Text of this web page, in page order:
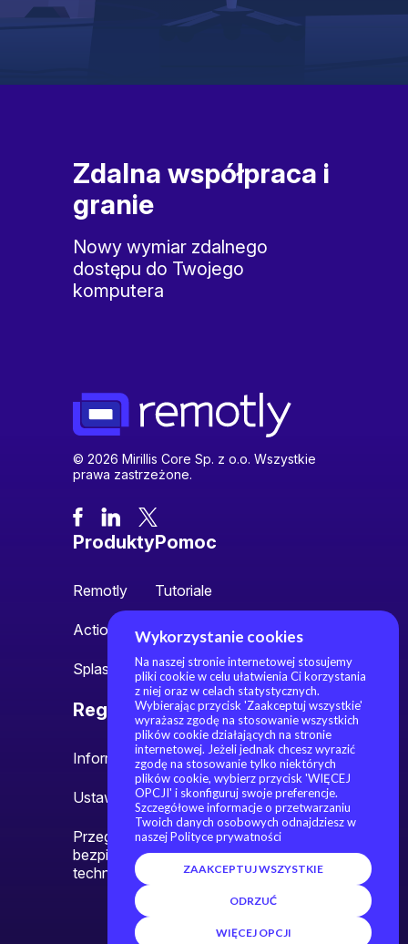
Wykorzystanie cookies
Na naszej stronie internetowej stosujemy
pliki cookie w celu ułatwienia Ci korzystania
z niej oraz w celach statystycznych.
Wybierając przycisk 'Zaakceptuj wszystkie'
wyrażasz zgodę na stosowanie wszystkich
plików cookie działających na stronie
internetowej. Jeżeli jednak chcesz wyrazić
zgodę na stosowanie tylko niektórych
plików cookie, wybierz przycisk 'WIĘCEJ
OPCJI' i skonfiguruj swoje preferencje.
Szczegółowe informacje o przetwarzaniu
Twoich danych osobowych odnajdziesz w
naszej Polityce prywatności
ZAAKCEPTUJ WSZYSTKIE
ODRZUĆ
WIĘCEJ OPCJI
Zdalna współpraca i
granie
Nowy wymiar zdalnego
dostępu do Twojego
komputera
© 2026 Mirillis Core Sp. z o.o. Wszystkie
prawa zastrzeżone.
Produkty
Remotly
Action!
Splash
Pomoc
Tutoriale
Społeczność
Regulamin
Informacje prawne
Ustawienia cookies
Przegląd polityki
bezpieczeństwa i
technologii
O nas
O nas
Kontakt